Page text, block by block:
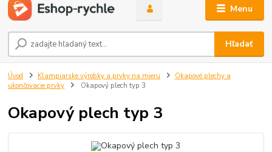
Menu
Hľadať
Úvod Klampiarske výrobky a prvky na mieru
Okapové plechy a
ukončovacie prvky
Okapový plech typ 3
Okapový plech typ 3